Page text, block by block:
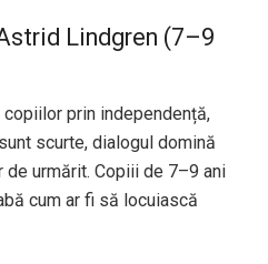
Lindgren (7–9
prin independență,
scurte, dialogul domină
urmărit. Copiii de 7–9 ani
cum ar fi să locuiască